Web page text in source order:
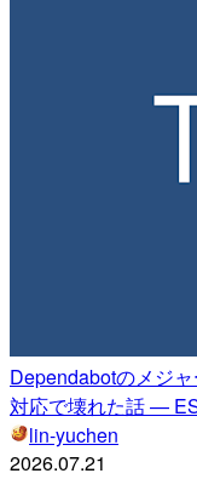
Dependabotのメジ
対応で壊れた話 —
lin-yuchen
2026.07.21